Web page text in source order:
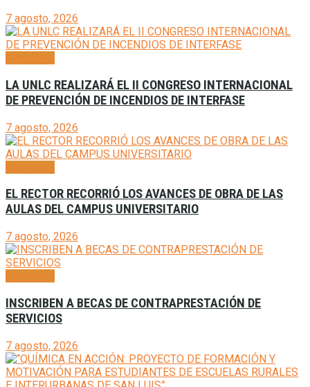
7 agosto, 2026
LA UNLC REALIZARÁ EL II CONGRESO INTERNACIONAL
DE PREVENCIÓN DE INCENDIOS DE INTERFASE
7 agosto, 2026
EL RECTOR RECORRIÓ LOS AVANCES DE OBRA DE LAS
AULAS DEL CAMPUS UNIVERSITARIO
7 agosto, 2026
INSCRIBEN A BECAS DE CONTRAPRESTACIÓN DE
SERVICIOS
7 agosto, 2026